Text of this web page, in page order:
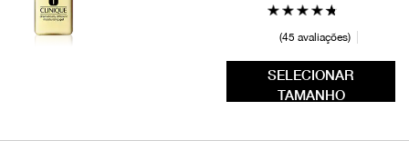
45 avaliações
SELECIONAR
TAMANHO